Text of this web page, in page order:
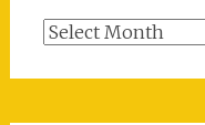
Total